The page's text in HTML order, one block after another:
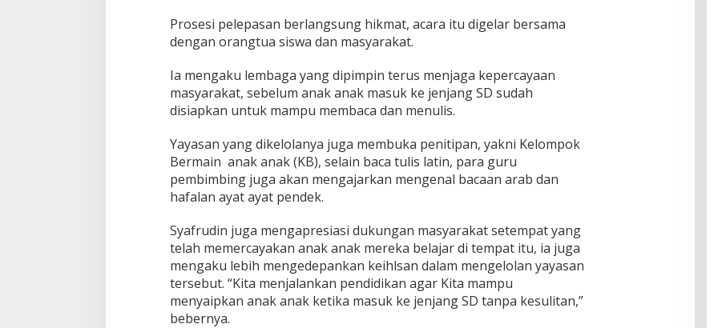
Prosesi pelepasan berlangsung hikmat, acara itu digelar bersama
dengan orangtua siswa dan masyarakat.
Ia mengaku lembaga yang dipimpin terus menjaga kepercayaan
masyarakat, sebelum anak anak masuk ke jenjang SD sudah
disiapkan untuk mampu membaca dan menulis.
Yayasan yang dikelolanya juga membuka penitipan, yakni Kelompok
Bermain anak anak (KB), selain baca tulis latin, para guru
pembimbing juga akan mengajarkan mengenal bacaan arab dan
hafalan ayat ayat pendek.
Syafrudin juga mengapresiasi dukungan masyarakat setempat yang
telah memercayakan anak anak mereka belajar di tempat itu, ia juga
mengaku lebih mengedepankan keihlsan dalam mengelolan yayasan
tersebut. “Kita menjalankan pendidikan agar Kita mampu
menyaipkan anak anak ketika masuk ke jenjang SD tanpa kesulitan,”
bebernya.